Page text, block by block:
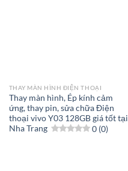
THAY MÀN HÌNH ĐIỆN THOẠI
Thay màn hình, Ép kính cảm
ứng, thay pin, sửa chữa Điện
thoại vivo Y03 128GB giá tốt tại
Nha Trang
0 (0)